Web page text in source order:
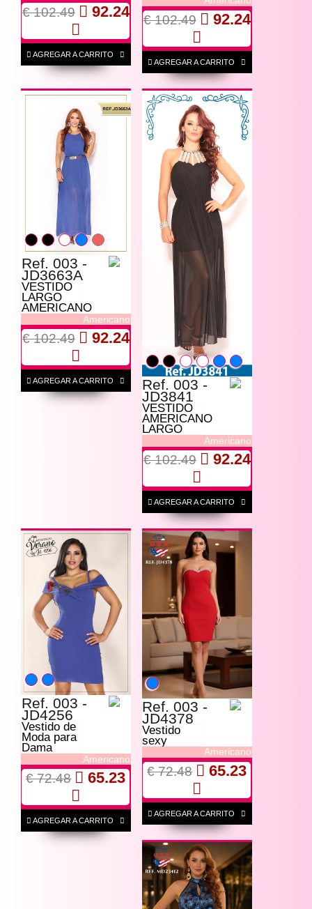
€ 102.49 92.24
AGREGAR A CARRITO
€ 102.49 92.24
AGREGAR A CARRITO
Ref. 003 -
JD3663A
VESTIDO
LARGO
AMERICANO
Americano
€ 102.49 92.24
AGREGAR A CARRITO Ref. 003 -
JD3841
VESTIDO
AMERICANO
LARGO
Americano
€ 102.49 92.24
AGREGAR A CARRITO
Ref. 003 -
JD4256
Vestido de
Moda para
Dama
Americano
€ 72.48 65.23
AGREGAR A CARRITO
Ref. 003 -
JD4378
Vestido
sexy
Americano
€ 72.48 65.23
AGREGAR A CARRITO